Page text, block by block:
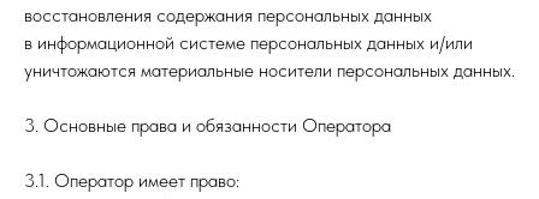
восстановления содержания персональных данных
в информационной системе персональных данных и/или
уничтожаются материальные носители персональных данных.
3. Основные права и обязанности Оператора
3.1. Оператор имеет право: